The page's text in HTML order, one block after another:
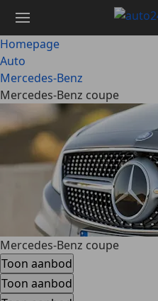
naar
hoofdinhoud
Homepage
Auto
Mercedes-Benz
Mercedes-Benz coupe
Mercedes-Benz coupe
Toon aanbod
Toon aanbod